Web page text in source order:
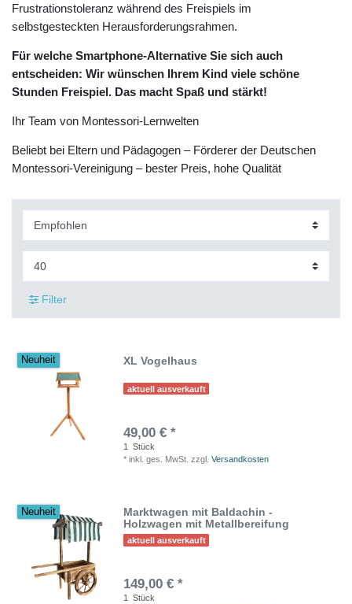
Frustrationstoleranz während des Freispiels im
selbstgesteckten Herausforderungsrahmen.
Für welche Smartphone-Alternative Sie sich auch
entscheiden: Wir wünschen Ihrem Kind viele schöne
Stunden Freispiel. Das macht Spaß und stärkt!
Ihr Team von Montessori-Lernwelten
Beliebt bei Eltern und Pädagogen – Förderer der Deutschen
Montessori-Vereinigung – bester Preis, hohe Qualität
Filter
Neuheit XL Vogelhaus
aktuell ausverkauft
49,00 € *
1
Stück
*inkl. ges. MwSt. zzgl.Versandkosten
Neuheit
Marktwagen mit Baldachin -
Holzwagen mit Metallbereifung
aktuell ausverkauft
149,00 € *
1
Stück